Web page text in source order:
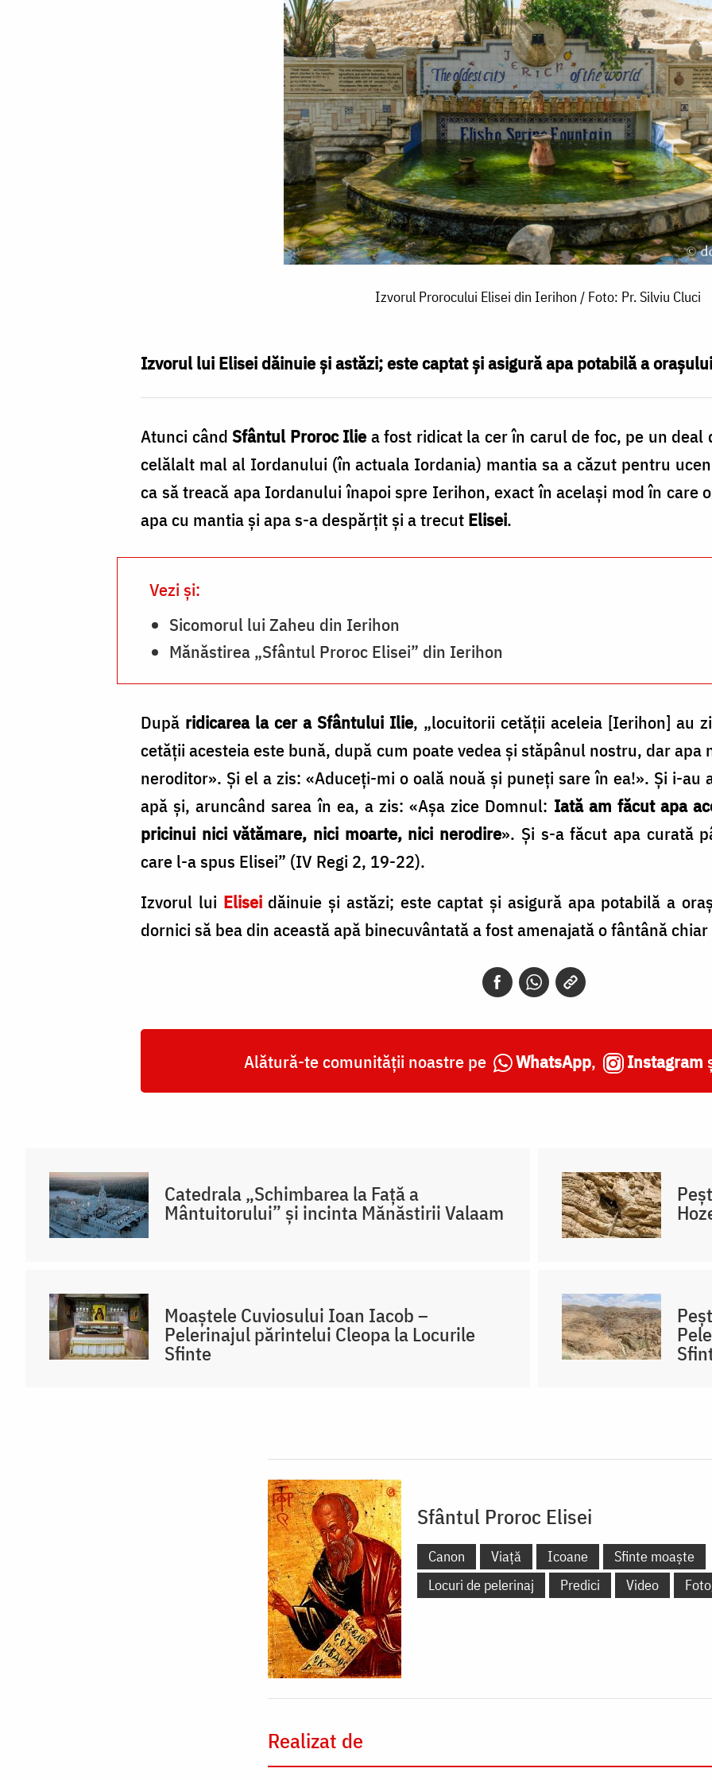
Izvorul Prorocului Elisei din Ierihon / Foto: Pr. Silviu Cluci
Izvorul lui Elisei dăinuie şi astăzi; este captat şi asigură apa potabilă a
Atunci când Sfântul Proroc Ilie a fost ridicat la cer în carul de foc, pe un
celălalt mal al Iordanului (în actuala Iordania) mantia sa a căzut pentru
ca să treacă apa Iordanului înapoi spre Ierihon, exact în acelaşi mod în care
apa cu mantia şi apa s-a despărţit şi a trecut Elisei.
Vezi și:
Sicomorul lui Zaheu din Ierihon
Mănăstirea „Sfântul Proroc Elisei” din Ierihon
După ridicarea la cer a Sfântului Ilie, „locuitorii cetăţii aceleia [Ierihon] au
cetăţii acesteia este bună, după cum poate vedea şi stăpânul nostru, dar
neroditor». Şi el a zis: «Aduceţi-mi o oală nouă şi puneţi sare în ea!». Şi i-au
apă şi, aruncând sarea în ea, a zis: «Aşa zice Domnul: Iată am făcut apa
pricinui nici vătămare, nici moarte, nici nerodire». Şi s-a făcut apa curată
care l-a spus Elisei” (IV Regi 2, 19-22).
Izvorul lui Elisei dăinuie şi astăzi; este captat şi asigură apa potabilă a
dornici să bea din această apă binecuvântată a fost amenajată o fântână
Alătură-te comunității noastre pe WhatsApp, Instagram
Catedrala „Schimbarea la Față a
Mântuitorului” și incinta Mănăstirii Valaam
Moaștele Cuviosului Ioan Iacob –
Pelerinajul părintelui Cleopa la Locurile
Sfinte
Sfântul Proroc Elisei
Canon Viață Icoane
Sfinte moaște
Locuri de pelerinaj
Predici Video
Realizat de